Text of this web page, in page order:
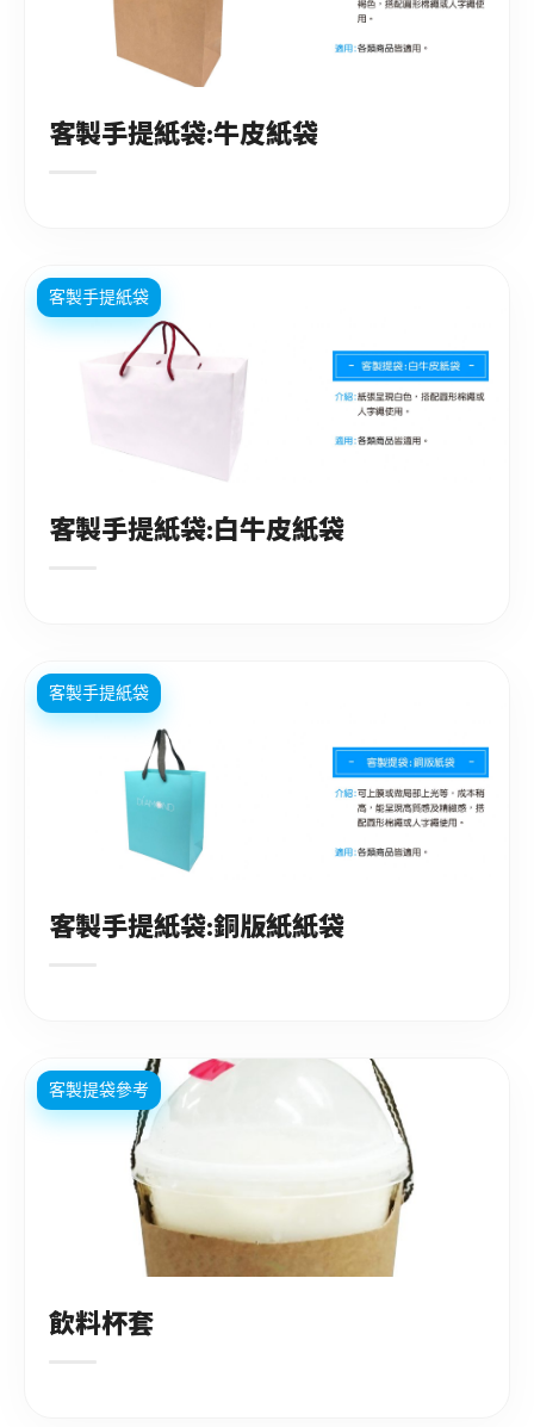
客製手提紙袋:牛皮紙袋
客製手提紙袋
客製手提紙袋:白牛皮紙袋
客製手提紙袋
客製手提紙袋:銅版紙紙袋
客製提袋參考
飲料杯套